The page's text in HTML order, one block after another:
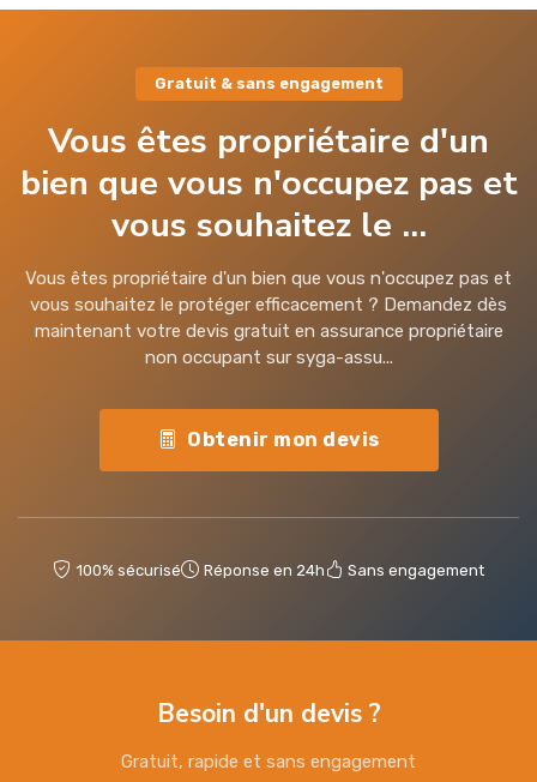
Gratuit & sans engagement
Vous êtes propriétaire d'un
bien que vous n'occupez pas et
vous souhaitez le ...
Vous êtes propriétaire d'un bien que vous n'occupez pas et
vous souhaitez le protéger efficacement ? Demandez dès
maintenant votre devis gratuit en assurance propriétaire
non occupant sur syga-assu...
Obtenir mon devis
100% sécurisé Réponse en 24h Sans engagement
Besoin d'un devis ?
Gratuit, rapide et sans engagement